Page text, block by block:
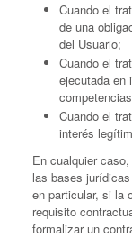
Cuando el
de una
del Usuario;
Cuando el
ejecutada en
Cuando el
interés
En cualquier
las bases
en particular, si la
requisito
formalizar un